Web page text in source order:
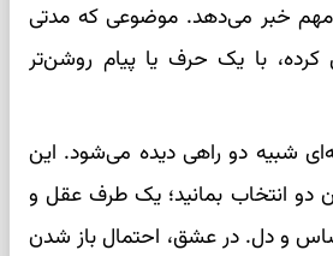
خبر می‌دهد. موضوعی که مدتی
با یک حرف یا پیام روشن‌تر
شبیه دو راهی دیده می‌شود. این
انتخاب بمانید؛ یک طرف عقل و
و دل. در عشق، احتمال باز شدن